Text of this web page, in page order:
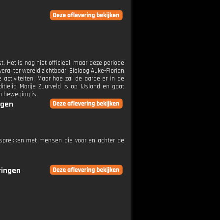
Het is nog niet officieel, maar deze periode
ter wereld zichtbaar. Bioloog Auke-Florian
Maar hoe zal de aarde er in de
Marije Zuurveld is op IJsland en gaat
beweging is.
met mensen die voor en achter de